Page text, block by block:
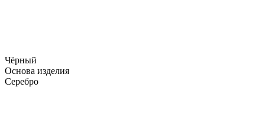
Чёрный
Основа изделия
Серебро